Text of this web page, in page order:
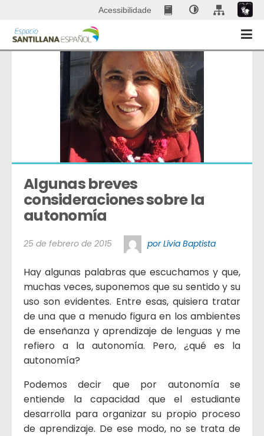
Acessibilidade
Algunas breves
consideraciones sobre la
autonomía
25 de febrero de 2015 por Lívia Baptista
Hay algunas palabras que escuchamos y que,
muchas veces, suponemos que su sentido y su
uso son evidentes. Entre esas, quisiera tratar
de una que a menudo figura en los ambientes
de enseñanza y aprendizaje de lenguas y me
refiero a la autonomía. Pero, ¿qué es la
autonomía?
Podemos decir que por autonomía se
entiende la capacidad que el estudiante
desarrolla para organizar su propio proceso
de aprendizaje. De ese modo, no se trata de